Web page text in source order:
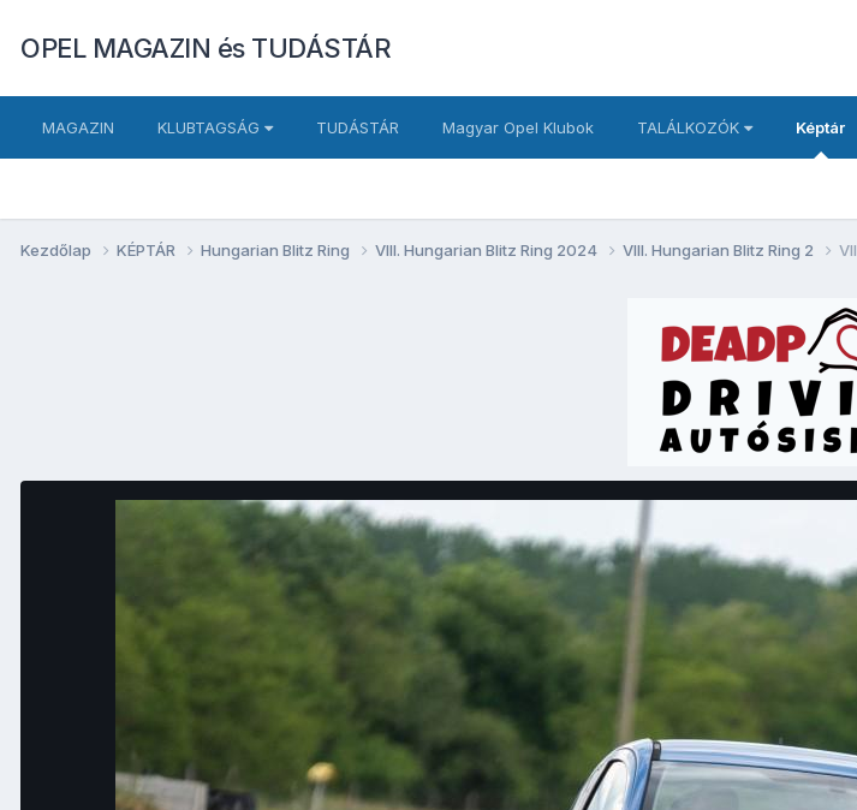
OPEL MAGAZIN és TUDÁSTÁR
MAGAZIN KLUBTAGSÁG TUDÁSTÁR Magyar Opel Klubok TALÁLKOZÓK Képtár
Kezdőlap KÉPTÁR Hungarian Blitz Ring VIII. Hungarian Blitz Ring 2024 VIII. Hungarian Blitz Ring 2